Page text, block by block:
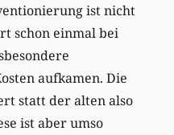
ist nicht
schon einmal bei
aufkamen. Die
statt der alten also
ist aber umso